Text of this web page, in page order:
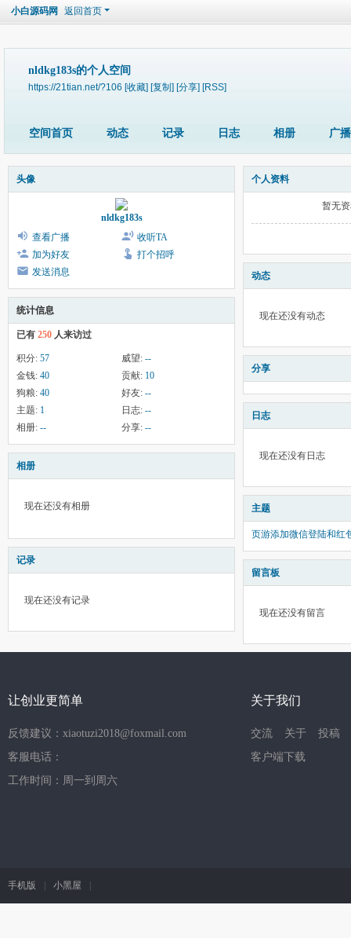
小白源码网 返回首页
nldkg183s的个人空间
https://21tian.net/?106 [收藏] [复制] [分享] [RSS]
空间首页 动态 记录 日志 相册 广播
头像
nldkg183s
查看广播
收听TA
加为好友
打个招呼
发送消息
统计信息
已有 250 人来访过
积分: 57 威望: --
金钱: 40 贡献: 10
狗粮: 40 好友: --
主题: 1 日志: --
相册: -- 分享: --
相册
现在还没有相册
记录
现在还没有记录
个人资料
暂无
动态
现在还没有动态
分享
日志
现在还没有日志
主题
页游添加微信登陆和红
留言板
现在还没有留言
让创业更简单
反馈建议：xiaotuzi2018@foxmail.com
客服电话：
工作时间：周一到周六
关于我们
交流 关于
投稿
客户端下载
手机版 小黑屋